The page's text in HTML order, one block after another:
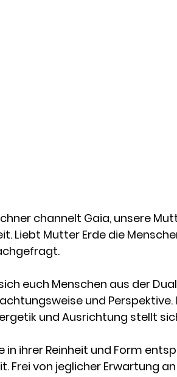
channelt Gaia, unsere
Liebt Mutter Erde die
euch Menschen aus der
und
und Ausrichtung stellt
in ihrer Reinheit und Form
Frei von jeglicher Erwartung